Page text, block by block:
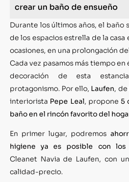
crear un baño de ensueño
Durante los últimos años, el baño
de los espacios estrella de la casa
ocasiones, en una prolongación
Cada vez pasamos más tiempo en
decoración de esta
protagonismo. Por ello, Laufen,
interiorista Pepe Leal, propone 5
baño en el rincón favorito del
En primer lugar, podremos
higiene ya es posible con los
Cleanet Navia de Laufen, con
calidad-precio.